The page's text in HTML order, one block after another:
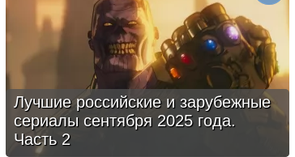
Лучшие российские и зарубежные
сериалы сентября 2025 года.
Часть 2